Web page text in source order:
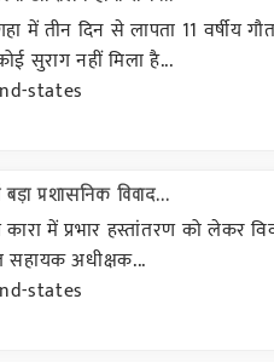
में तीन दिन से लापता 11 वर्षीय
सुराग नहीं मिला है...
states
प्रशासनिक विवाद...
में प्रभार हस्तांतरण को लेकर
सहायक अधीक्षक...
states